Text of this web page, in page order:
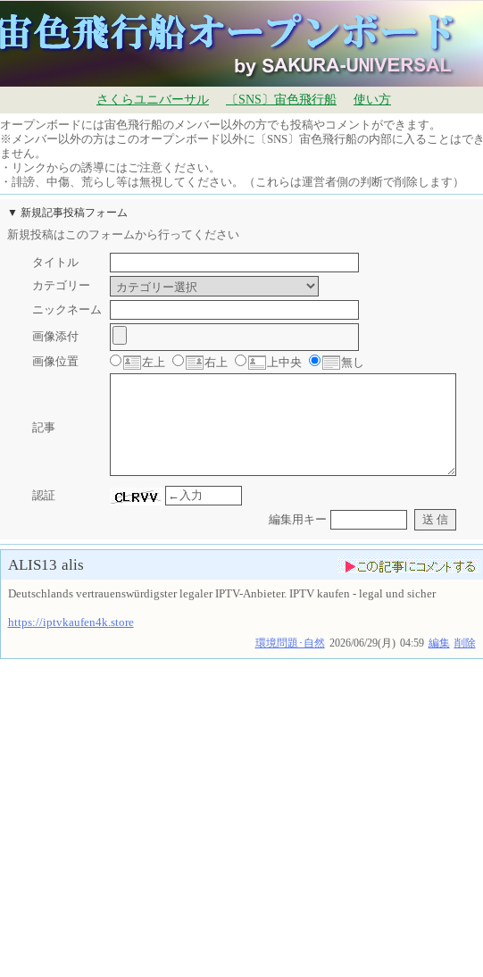
さくらユニバーサル 〔SNS〕宙色飛行船
使い方
オープンボードには宙色飛行船のメンバー以外の方でも投稿やコメントができます。
※メンバー以外の方はこのオープンボード以外に〔SNS〕宙色飛行船の内部に入ることはでき
ません。
・リンクからの誘導にはご注意ください。
・誹謗、中傷、荒らし等は無視してください。（これらは運営者側の判断で削除します）
▼ 新規記事投稿フォーム
新規投稿はこのフォームから行ってください
タイトル
カテゴリー
ニックネーム
画像添付
画像位置
左上 右上 上中央 無し
記事
認証
編集用キー
ALIS13 alis
Deutschlands vertrauenswürdigster legaler IPTV-Anbieter. IPTV kaufen - legal und sicher
https://iptvkaufen4k.store
環境問題･自然 2026/06/29(月) 04:59 編集 削除